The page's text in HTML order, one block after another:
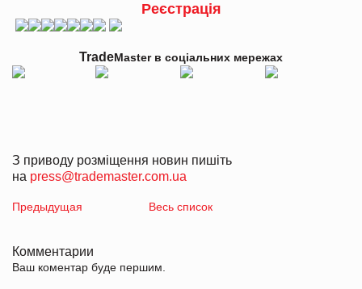
Реєстрація
TradeMaster в соціальних мережах
З приводу розміщення новин пишіть
на press@trademaster.com.ua
Предыдущая Весь список
Комментарии
Ваш коментар буде першим.